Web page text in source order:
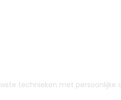
technieken met